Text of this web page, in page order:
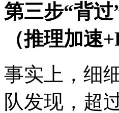
第三步“背过
（推理加速
事实上，
队发现，